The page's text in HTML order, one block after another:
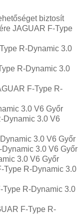
biztosít
JAGUAR F-Type
R-Dynamic 3.0
R-Dynamic 3.0
F-Type R-
3.0 V6 Győr
Dynamic 3.0 V6
3.0 V6 Győr
3.0 V6 Győr
3.0 V6 Győr
Type R-Dynamic 3.0
R-Dynamic 3.0
F-Type R-